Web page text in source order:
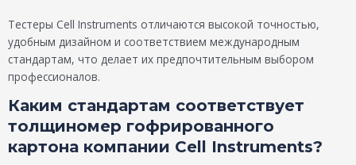
Тестеры Cell Instruments отличаются высокой точностью,
удобным дизайном и соответствием международным
стандартам, что делает их предпочтительным выбором
профессионалов.
Каким стандартам соответствует
толщиномер гофрированного
картона компании Cell Instruments?